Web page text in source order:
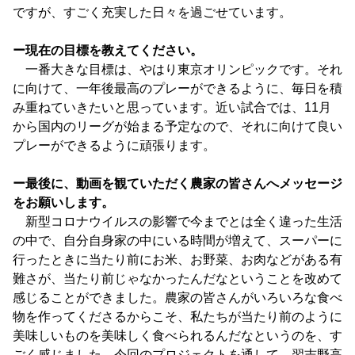
ですが、すごく充実した日々を過ごせています。
ー現在の目標を教えてください。
一番大きな目標は、やはり東京オリンピックです。それ
に向けて、一年後最高のプレーができるように、毎日を積
み重ねていきたいと思っています。近い試合では、11月
から国内のリーグが始まる予定なので、それに向けて良い
プレーができるように頑張ります。
ー最後に、動画を観ていただく農家の皆さんへメッセージ
をお願いします。
新型コロナウイルスの影響で今までとは全く違った生活
の中で、自分自身家の中にいる時間が増えて、スーパーに
行ったときに当たり前にお米、お野菜、お肉などがある有
難さが、当たり前じゃなかったんだなということを改めて
感じることができました。農家の皆さんがいろいろな食べ
物を作ってくださるからこそ、私たちが当たり前のように
美味しいものを美味しく食べられるんだなというのを、す